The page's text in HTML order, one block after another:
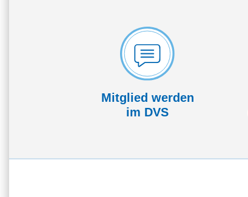
Mitglied werden
im DVS